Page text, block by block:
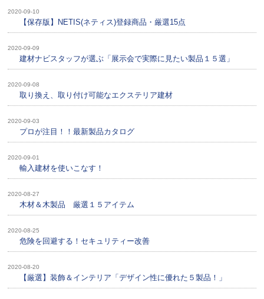
2020-09-10
【保存版】NETIS(ネティス)登録商品・厳選15点
2020-09-09
建材ナビスタッフが選ぶ「展示会で実際に見たい製品１５選」
2020-09-08
取り換え、取り付け可能なエクステリア建材
2020-09-03
プロが注目！！最新製品カタログ
2020-09-01
輸入建材を使いこなす！
2020-08-27
木材＆木製品 厳選１５アイテム
2020-08-25
危険を回避する！セキュリティー改善
2020-08-20
【厳選】装飾＆インテリア「デザイン性に優れた５製品！」